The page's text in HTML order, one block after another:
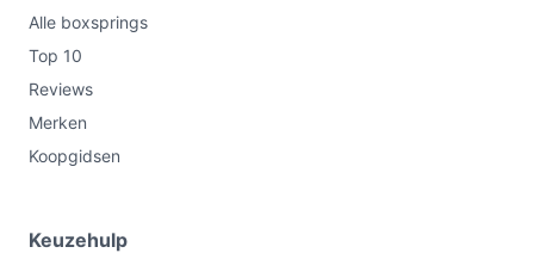
Alle boxsprings
Top 10
Reviews
Merken
Koopgidsen
Keuzehulp